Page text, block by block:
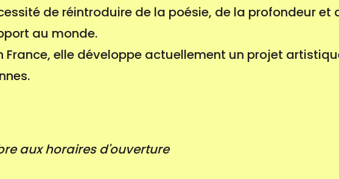
de réintroduire de la poésie, de la profondeur et
au monde.
France, elle développe actuellement un projet
aux horaires d'ouverture